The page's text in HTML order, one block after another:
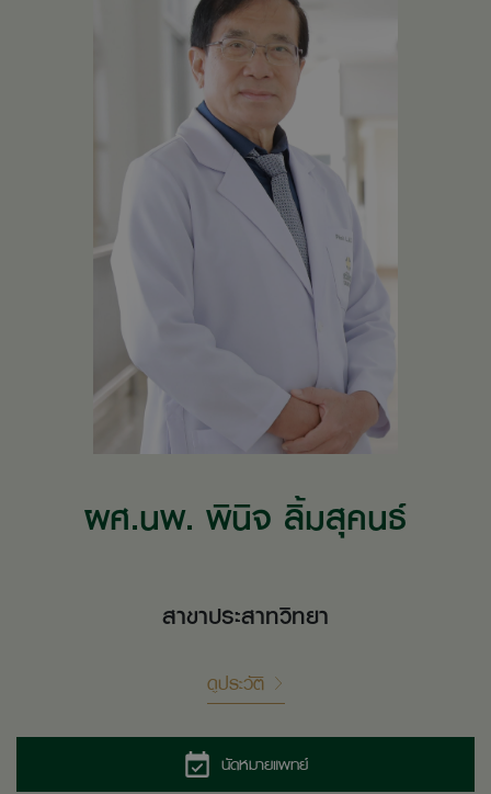
ผศ.นพ. พินิจ ลิ้มสุคนธ์
สาขาประสาทวิทยา
ดูประวัติ
นัดหมายแพทย์